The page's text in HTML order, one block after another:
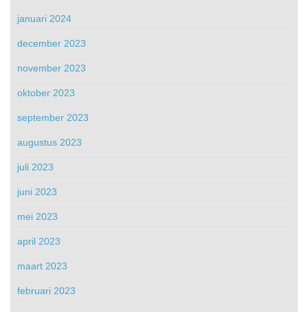
januari 2024
december 2023
november 2023
oktober 2023
september 2023
augustus 2023
juli 2023
juni 2023
mei 2023
april 2023
maart 2023
februari 2023